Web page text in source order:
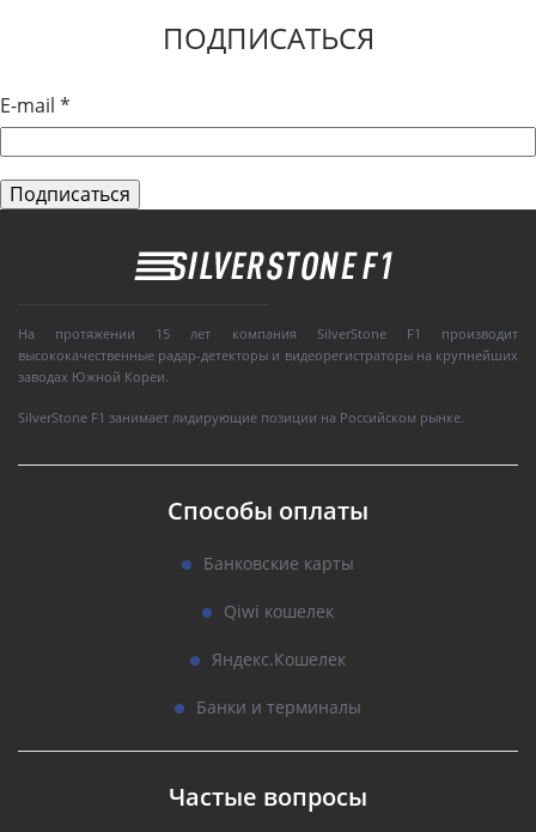
ПОДПИСАТЬСЯ
E-mail *
На протяжении 15 лет компания SilverStone F1 производит
высококачественные радар-детекторы и видеорегистраторы на крупнейших
заводах Южной Кореи.
SilverStone F1 занимает лидирующие позиции на Российском рынке.
Способы оплаты
Банковские карты
Qiwi кошелек
Яндекс.Кошелек
Банки и терминалы
Частые вопросы